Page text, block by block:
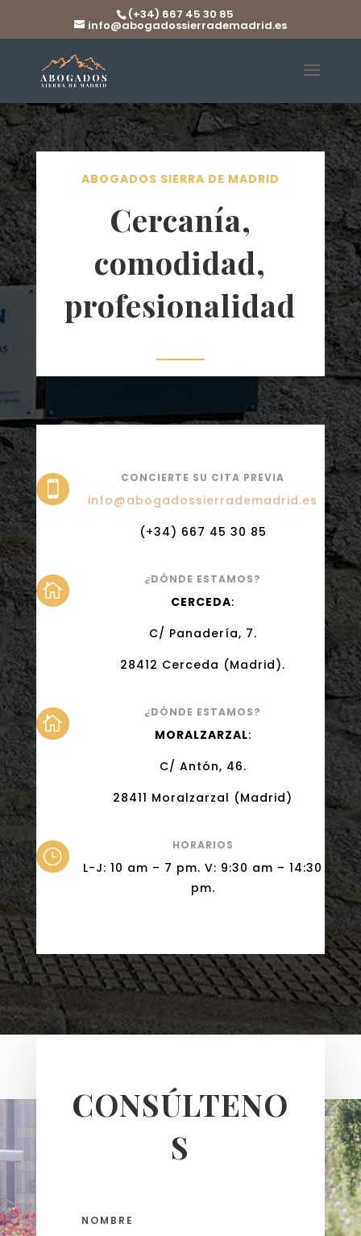
(+34) 667 45 30 85
info@abogadossierrademadrid.es
ABOGADOS SIERRA DE MADRID
Cercanía,
comodidad,
profesionalidad

CONCIERTE SU CITA PREVIA
info@abogadossierrademadrid.es
(+34) 667 45 30 85

¿DÓNDE ESTAMOS?
CERCEDA:
C/ Panadería, 7.
28412 Cerceda (Madrid).

¿DÓNDE ESTAMOS?
MORALZARZAL:
C/ Antón, 46.
28411 Moralzarzal (Madrid)
}
HORARIOS
L-J: 10 am – 7 pm. V: 9:30 am – 14:30
pm.
CONSÚLTENO
S